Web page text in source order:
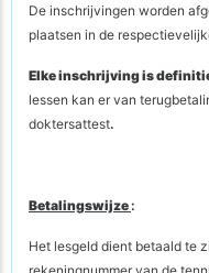
De inschrijvingen worden
plaatsen in de
Elke inschrijving is
lessen kan er van
doktersattest.
Betalingswijze:
Het lesgeld dient betaald te